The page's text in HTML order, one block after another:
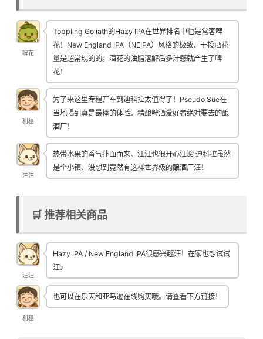
啤花
Toppling Goliath的Hazy IPA在世界排名中也是常客啤
花！New England IPA（NEIPA）风格的极致、干投酒花
量是超常规的的。酒花的油脂溶解后多汁感就产生了啤
花！
利穗
为了来这里专程开车到迪科拉太值得了！Pseudo Sue在
当地喝到真是最棒的体验。精酿啤酒爱好者绝对要去的酿
酒厂！
汪汪
热带水果的香气扑面而来、汪汪也很开心汪🌺 迪科拉虽然
是个小镇、没想到竟然有这样世界级的酿酒厂汪！
🛒 推荐相关商品
汪汪
Hazy IPA / New England IPA很感兴趣汪！在家也想试试
汪♪
利穗
也可以在乐天和亚马逊在线购买哦。请查看下方链接！